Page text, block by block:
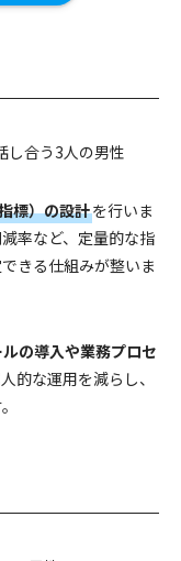
標）の設計を行いま
率など、定量的な指
きる仕組みが整いま
の導入や業務プロセ
的な運用を減らし、